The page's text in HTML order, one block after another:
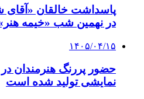
پاسداشت خالقان «آقای
در نهمین شب «خیمه
۱۴۰۵/۰۴/۱۵
نمایشی تولید شده است